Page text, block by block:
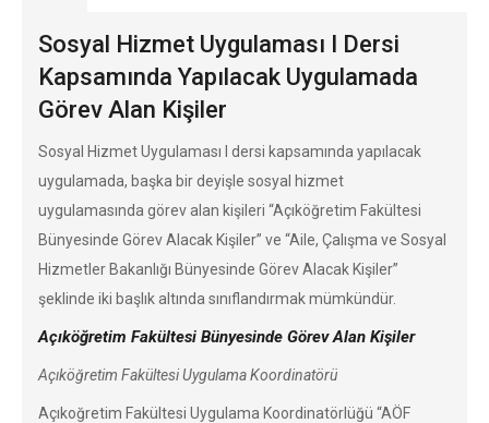
Sosyal Hizmet Uygulaması I Dersi
Kapsamında Yapılacak Uygulamada
Görev Alan Kişiler
Sosyal Hizmet Uygulaması I dersi kapsamında yapılacak
uygulamada, başka bir deyişle sosyal hizmet
uygulamasında görev alan kişileri “Açıköğretim Fakültesi
Bünyesinde Görev Alacak Kişiler” ve “Aile, Çalışma ve Sosyal
Hizmetler Bakanlığı Bünyesinde Görev Alacak Kişiler”
şeklinde iki başlık altında sınıflandırmak mümkündür.
Açıköğretim Fakültesi Bünyesinde Görev Alan Kişiler
Açıköğretim Fakültesi Uygulama Koordinatörü
Açıkoğretim Fakültesi Uygulama Koordinatörlüğü “AÖF